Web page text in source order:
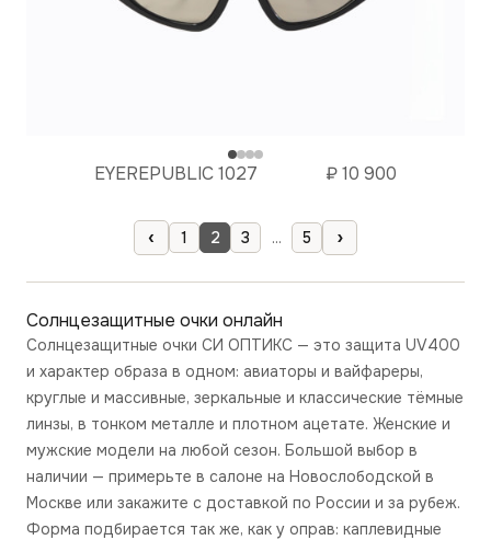
EYEREPUBLIC 1027 ₽10 900
‹ 1 2 3 ... 5 ›
Солнцезащитные очки онлайн
Солнцезащитные очки СИ ОПТИКС — это защита UV400
и характер образа в одном: авиаторы и вайфареры,
круглые и массивные, зеркальные и классические тёмные
линзы, в тонком металле и плотном ацетате. Женские и
мужские модели на любой сезон. Большой выбор в
наличии — примерьте в салоне на Новослободской в
Москве или закажите с доставкой по России и за рубеж.
Форма подбирается так же, как у оправ: каплевидные